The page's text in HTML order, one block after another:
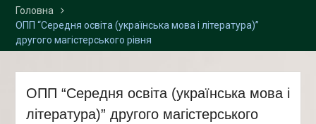
Головна
ОПП “Середня освіта (українська мова і література)”
другого магістерського рівня
ОПП “Середня освіта (українська мова і
література)” другого магістерського